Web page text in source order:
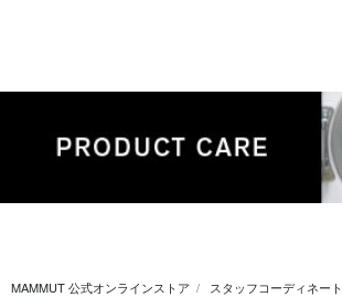
MAMMUT 公式オンラインストア スタッフコーディネート